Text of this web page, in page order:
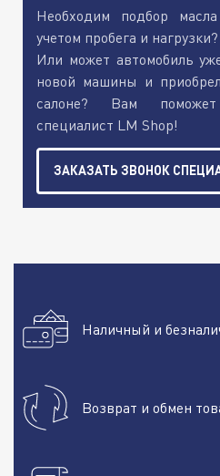
Необходим подбор
учетом пробега и нагрузки?
Или может автомобиль
новой машины и
салоне? Вам
специалист LM Shop!
ЗАКАЗАТЬ ЗВОНОК
Наличный и
Возврат и обмен